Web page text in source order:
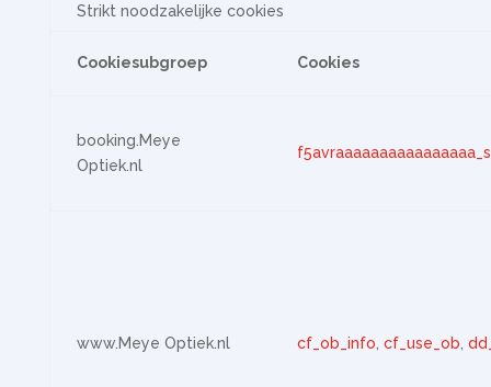
Strikt noodzakelijke cookies
Cookiesubgroep Cookies
booking.Meye
Optiek.nl
www.Meye Optiek.nl cf_ob_info cf_use_ob